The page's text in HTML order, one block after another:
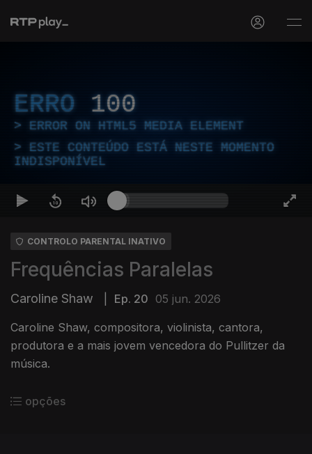
ERRO 100
ERROR ON HTML5 MEDIA ELEMENT
ESTE CONTEÚDO ESTÁ NESTE MOMENTO
INDISPONÍVEL
CONTROLO PARENTAL INATIVO
Frequências Paralelas
Caroline Shaw Ep. 20 05 jun. 2026
Caroline Shaw, compositora, violinista, cantora,
produtora e a mais jovem vencedora do Pullitzer da
música.
opções